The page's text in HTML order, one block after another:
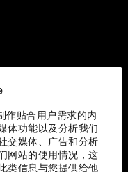
作贴合用户需求的内
体功能以及分析我们
交媒体、广告和分析
网站的使用情况，这
类信息与您提供给他